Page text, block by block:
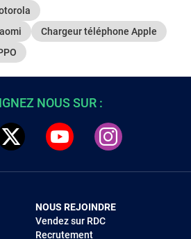
Chargeur téléphone Apple
NOUS SUR :
NOUS REJOINDRE
Vendez sur RDC
Recrutement